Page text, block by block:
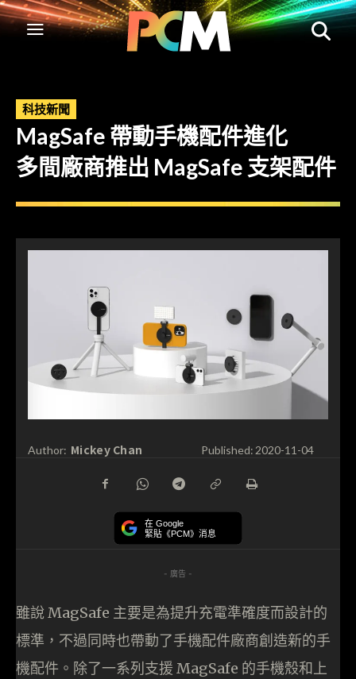
科技新聞
MagSafe 帶動手機配件進化
多間廠商推出 MagSafe 支架配件
Author: Mickey Chan Published: 2020-11-04
在 Google
緊貼《PCM》消息
- 廣告 -
雖說 MagSafe 主要是為提升充電準確度而設計的
標準，不過同時也帶動了手機配件廠商創造新的手
機配件。除了一系列支援 MagSafe 的手機殼和上